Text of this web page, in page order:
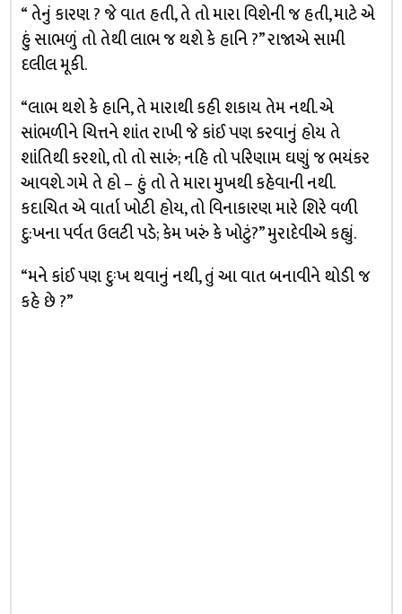
“ તેનું કારણ ? જે વાત હતી, તે તો મારા વિશેની જ હતી, માટે એ
હું સાભળું તો તેથી લાભ જ થશે કે હાનિ ?” રાજાએ સામી
દલીલ મૂકી.
“લાભ થશે કે હાનિ, તે મારાથી કહી શકાય તેમ નથી. એ
સાંભળીને ચિત્તને શાંત રાખી જે કાંઈ પણ કરવાનું હોય તે
શાંતિથી કરશો, તો તો સારું; નહિ તો પરિણામ ઘણું જ ભયંકર
આવશે. ગમે તે હો – હું તો તે મારા મુખથી કહેવાની નથી.
કદાચિત એ વાર્તા ખોટી હોય, તો વિનાકારણ મારે શિરે વળી
દુ:ખના પર્વત ઉલટી પડે; કેમ ખરું કે ખોટું?” મુરાદેવીએ કહ્યું.
“મને કાંઈ પણ દુઃખ થવાનું નથી, તું આ વાત બનાવીને થોડી જ
કહે છે ?”